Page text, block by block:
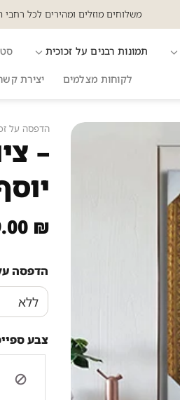
משלוחים מוזלים ומהירים לכל רחבי
תמונות רבנים על זכוכית
לקוחות מצלמים יצירת
הדפסה על
–
₪
הדפסה
צבע